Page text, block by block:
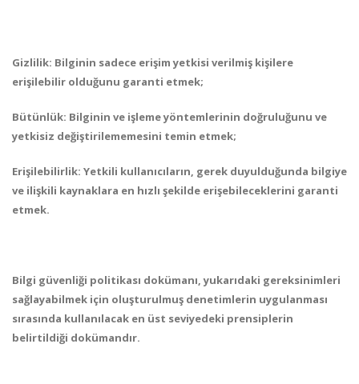
Gizlilik: Bilginin sadece erişim yetkisi verilmiş kişilere
erişilebilir olduğunu garanti etmek;
Bütünlük: Bilginin ve işleme yöntemlerinin doğruluğunu ve
yetkisiz değiştirilememesini temin etmek;
Erişilebilirlik: Yetkili kullanıcıların, gerek duyulduğunda bilgiye
ve ilişkili kaynaklara en hızlı şekilde erişebileceklerini garanti
etmek.
Bilgi güvenliği politikası dokümanı, yukarıdaki gereksinimleri
sağlayabilmek için oluşturulmuş denetimlerin uygulanması
sırasında kullanılacak en üst seviyedeki prensiplerin
belirtildiği dokümandır.